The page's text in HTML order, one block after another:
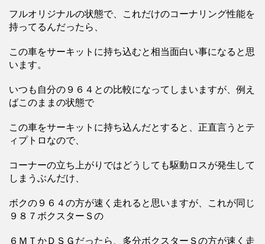
フルオリジナルの状態で、これだけのコーナリング性能を
持ってるんだったら、
この車をサーキットに持ち込むと相当面白い事になると思
います。
いつも自分の９６４との比較になってしまいますが、例え
ばこのままの状態で
この車をサーキットに持ち込んだとすると、正直言うとテ
ィプトロなので、
コーナーの立ち上がりではどうしても駆動ロスが発生して
しまうぶんだけ、
ボクの９６４の方が速く走れると思いますが、これが同じ
９８７ボクスターＳの
６ＭＴかＤＳＧだったら、多分ボクスターＳの方が速く走